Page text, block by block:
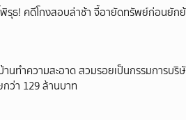
พิรุธ! คดีโกงสอบล่าช้า จี้อายัดทรัพย์ก่อนยัก
านทำความสะอาด สวมรอยเป็นกรรมการบ
กว่า 129 ล้านบาท